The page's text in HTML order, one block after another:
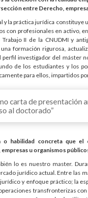
entre Derecho,
y la práctica jurídica
con profesionales en activo,
II de la CNUDMI y
formación rigurosa,
perfil investigador del máster
de los estudiantes y los
para ellos, impartidos
carta de presentación
al doctorado”
o habilidad concreta que
u organismos
lo es nuestro master.
jurídico actual. Entre las
y enfoque práctico; la
transfronterizas